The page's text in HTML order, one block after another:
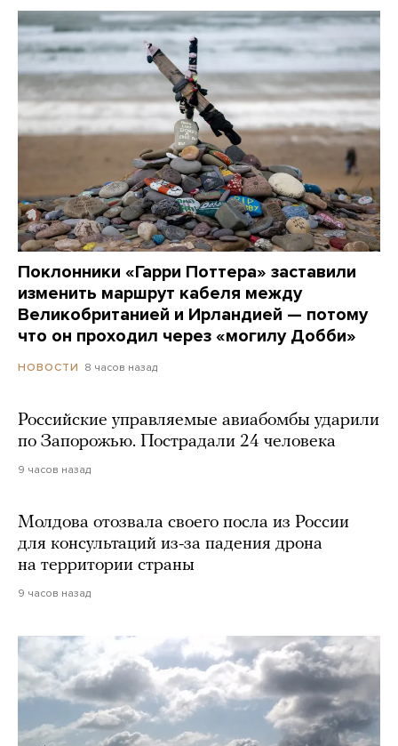
Поклонники «Гарри Поттера» заставили
изменить маршрут кабеля между
Великобританией и Ирландией — потому
что он проходил через «могилу Добби»
НОВОСТИ 8 часов назад
Российские управляемые авиабомбы ударили
по Запорожью. Пострадали 24 человека
9 часов назад
Молдова отозвала своего посла из России
для консультаций из-за падения дрона
на территории страны
9 часов назад